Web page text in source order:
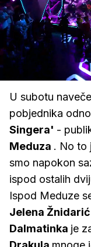
zvuk
U subotu
pobjednika
Singera' -
Meduza . No to
smo napokon
ispod ostalih
Ispod Meduze
Jelena Žnidarić
Dalmatinka je